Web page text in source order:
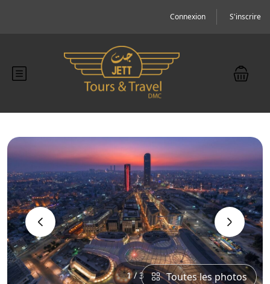
Connexion S'inscrire
‹ ›
1 / 3 Toutes les photos